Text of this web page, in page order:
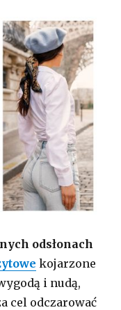
odsłonach
kojarzone
i nudą,
cel odczarować